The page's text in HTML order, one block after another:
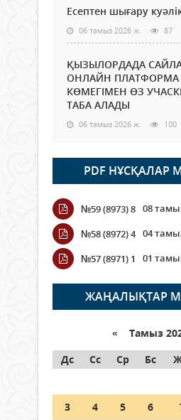
Есептен шығару
06 тамыз 2026 ж. 87
ҚЫЗЫЛОРДАДА
ОНЛАЙН ПЛАТФОРМА
КӨМЕГІМЕН ӨЗ
ТАБА АЛАДЫ
06 тамыз 2026 ж. 100
Open Air: Қызылорда
полиция
мыңнан астам
қауіпсіздігін
06 тамыз 2026 ж.
Wi-Fi ҚАБЫРҒА
ӨТЕДІ?
06 тамыз 2026 ж. 277
граждане Казахстана,
05 тамыз 2026 ж. 159
Шетелде жүрген
азаматтары қалай
PDF НҰСҚАЛАР
№59 (8973) 8 08
№58 (8972) 4 04
№57 (8971) 1
01
ЖАҢАЛЫҚТАР
« Тамыз
Дс
Сс Ср Бс
3
4 5 6